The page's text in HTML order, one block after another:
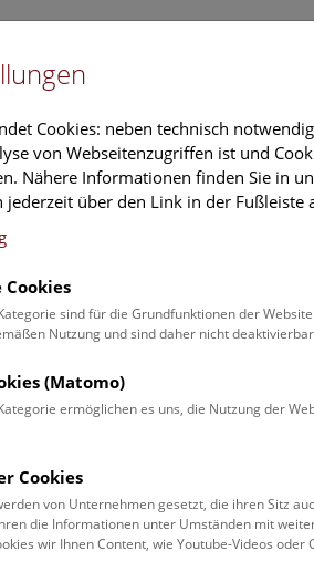
Führungen &
Sie die aktuellen Veranstaltungen
Veranstaltungsprogramm .
2026
Cookies: neben technisch
von Webseitenzugriffen ist und
Nähere Informationen finden Sie in
jederzeit über den Link in der Fußleiste
sind für die Grundfunktionen der
Nutzung und sind daher nicht
(Matomo)
ermöglichen es uns, die Nutzung der
Cookies
von Unternehmen gesetzt, die ihren Sitz
die Informationen unter Umständen mit
wir Ihnen Content, wie Youtube-Videos